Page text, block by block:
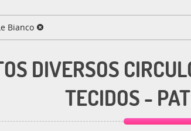
Bianco
DIVERSOS
TECIDOS -